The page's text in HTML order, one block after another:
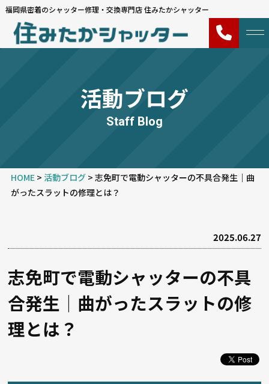
福岡県密着のシャッター修理・交換専門店 住みたかシャッター
活動ブログ
Staff Blog
HOME> 活動ブログ> 志免町で電動シャッターの不具合発生｜曲
がったスラットの修理とは？
2025.06.27
志免町で電動シャッターの不具
合発生｜曲がったスラットの修
理とは？